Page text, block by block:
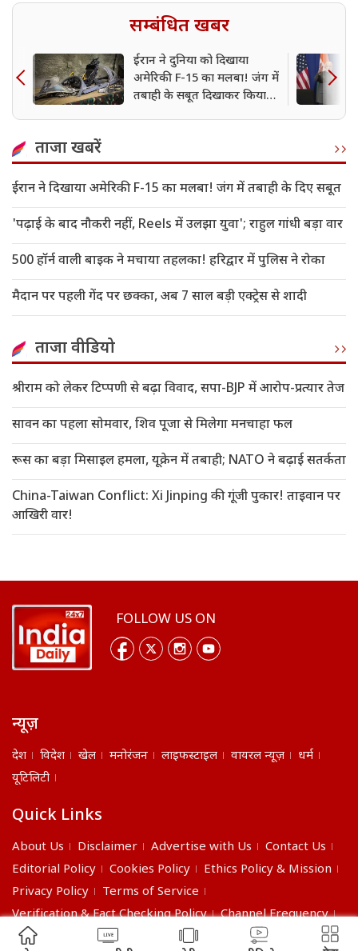
सम्बंधित खबर
ईरान ने दुनिया को दिखाया
अमेरिकी F-15 का मलबा! जंग में
तबाही के सबूत दिखाकर किया
ताजा खबरें
ईरान ने दिखाया अमेरिकी F-15 का मलबा! जंग में तबाही के दिए सबूत
'पढ़ाई के बाद नौकरी नहीं, Reels में उलझा युवा'; राहुल गांधी बड़ा वार
500 हॉर्न वाली बाइक ने मचाया तहलका! हरिद्वार में पुलिस ने रोका
मैदान पर पहली गेंद पर छक्का, अब 7 साल बड़ी एक्ट्रेस से शादी
ताजा वीडियो
श्रीराम को लेकर टिप्पणी से बढ़ा विवाद, सपा-BJP में आरोप-प्रत्यार तेज
सावन का पहला सोमवार, शिव पूजा से मिलेगा मनचाहा फल
रूस का बड़ा मिसाइल हमला, यूक्रेन में तबाही; NATO ने बढ़ाई सतर्कता
China-Taiwan Conflict: Xi Jinping की गूंजी पुकार! ताइवान पर
आखिरी वार!
FOLLOW US ON
न्यूज़
देश विदेश खेल मनोरंजन लाइफस्टाइल वायरल न्यूज़
धर्म
यूटिलिटी
Quick Links
About Us Disclaimer Advertise with Us
Contact Us
Editorial Policy
Cookies Policy
Ethics Policy & Mission
Privacy Policy
Terms of Service
Verification & Fact Checking Policy
Channel Frequency